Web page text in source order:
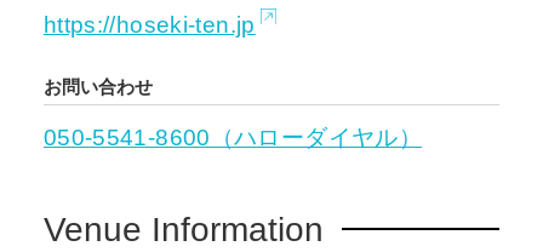
https://hoseki-ten.jp
お問い合わせ
050-5541-8600（ハローダイヤル）
Venue Information